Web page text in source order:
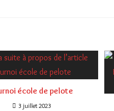
école de pelote
3 juillet 2023